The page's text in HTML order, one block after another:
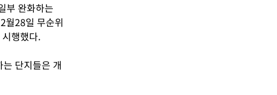
부 완화하는
월28일 무순위
행했다.
단지들은 개